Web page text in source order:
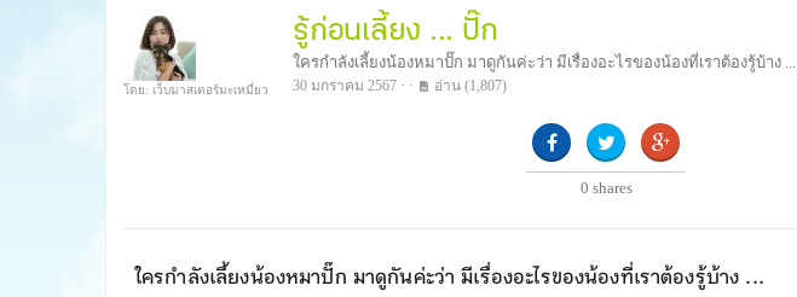
โดย: เว็บมาสเตอร์มะเหมี่ยว
รู้ก่อนเลี้ยง ... ปั๊ก
ใครกำลังเลี้ยงน้องหมาปั๊ก มาดูกันค่ะว่า มีเรื่องอะไรของน้องที่เราต้องรู้บ้าง ...
30 มกราคม 2567 · · อ่าน (1,807)
0 shares
ใครกำลังเลี้ยงน้องหมาปั๊ก มาดูกันค่ะว่า มีเรื่องอะไรของน้องที่เราต้องรู้บ้าง ...